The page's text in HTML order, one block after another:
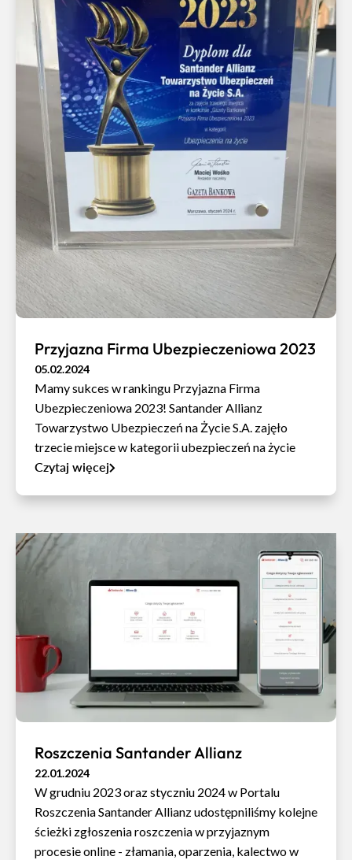
Przyjazna Firma Ubezpieczeniowa 2023
05.02.2024
Mamy sukces w rankingu Przyjazna Firma
Ubezpieczeniowa 2023! Santander Allianz
Towarzystwo Ubezpieczeń na Życie S.A. zajęło
trzecie miejsce w kategorii ubezpieczeń na życie
Czytaj więcej
Roszczenia Santander Allianz
22.01.2024
W grudniu 2023 oraz styczniu 2024 w Portalu
Roszczenia Santander Allianz udostępniliśmy kolejne
ścieżki zgłoszenia roszczenia w przyjaznym
procesie online - złamania, oparzenia, kalectwo w